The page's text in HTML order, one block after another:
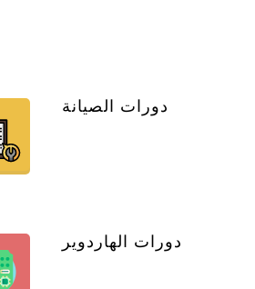
دورات الصيانة
دورات الهاردوير